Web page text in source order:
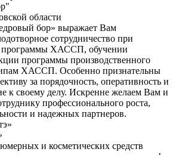
области
бор» выражает Вам
сотрудничество при
программы ХАССП, обучении
программы производственного
ХАССП. Особенно признательны
за порядочность, оперативность и
к своему делу. Искренне желаем Вам и
профессионального роста,
и надежных партнеров.
и косметических средств